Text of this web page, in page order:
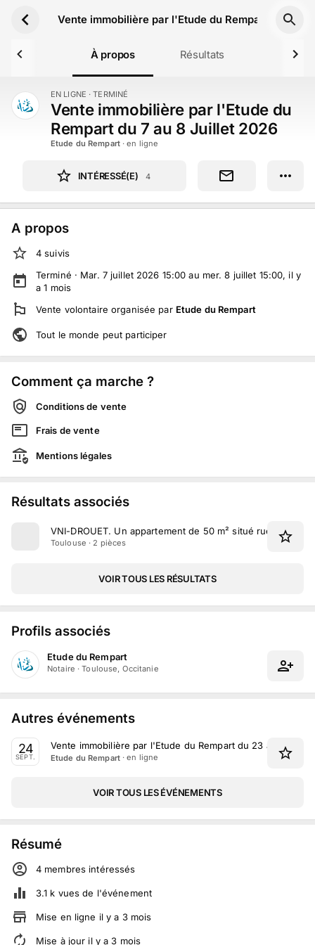
Vente immobilière par l'Etude du Rempart du 7 au
À propos Résultats
TERMINÉ EN LIGNE · TERMINÉ
Vente immobilière par l'Etude du
Rempart du 7 au 8 Juillet 2026
Etude du Rempart· en ligne
INTÉRESSÉ(E) 4
A propos
4 suivis
Terminé · Mar. 7 juillet 2026 15:00 au mer. 8 juillet 15:00, il y
a1 mois
Vente volontaire organisée par Etude du Rempart
Tout le monde peut participer
Comment ça marche ?
Conditions de vente
Frais de vente
Mentions légales
Résultats associés
VNI-DROUET. Un appartement de 50 m² situé rue Drouet
Toulouse · 2 pièces
VOIR TOUS LES RÉSULTATS
Profils associés
Etude du Rempart
Notaire ·Toulouse, Occitanie
Autres événements
24
SEPT.
Vente immobilière par l'Etude du Rempart du 23 au 24
Etude du Rempart· en ligne
VOIR TOUS LES ÉVÉNEMENTS
Résumé
4 membres intéressés
3.1 k vues de l'événement
Mise en ligne il y a 3 mois
Mise à jour il y a 3 mois